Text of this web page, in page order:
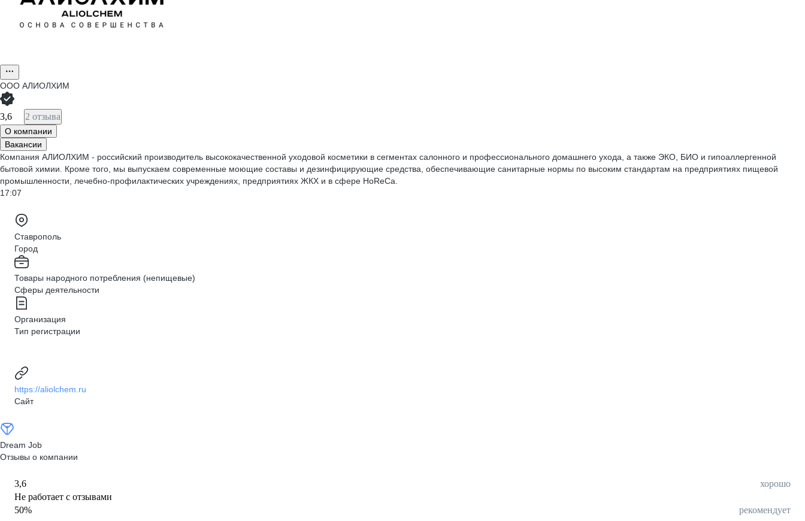
ООО АЛИОЛХИМ
3,6 2 отзыва
О компании
Вакансии
Компания АЛИОЛХИМ - российский производитель высококачественной уходовой косметики в сегментах салонного и профессионального домашнего ухода, а также ЭКО, БИО и гипоаллергенной
бытовой химии. Кроме того, мы выпускаем современные моющие составы и дезинфицирующие средства, обеспечивающие санитарные нормы по высоким стандартам на предприятиях пищевой
промышленности, лечебно-профилактических учреждениях, предприятиях ЖКХ и в сфере HoReCa.
17:07
Ставрополь
Город
Товары народного потребления (непищевые)
Сферы деятельности
Организация
Тип регистрации
https://aliolchem.ru
Сайт
Dream Job
Отзывы о компании
3,6
хорошо
Не работает с отзывами
50% рекомендует